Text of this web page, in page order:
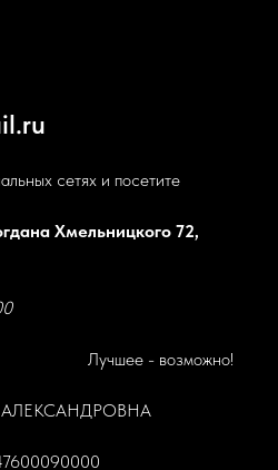
сетях и посетите
Хмельницкого 72,
Лучшее - возможно!